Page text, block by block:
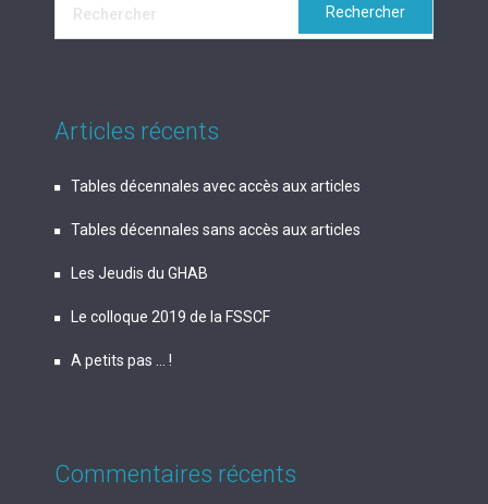
Articles récents
Tables décennales avec accès aux articles
Tables décennales sans accès aux articles
Les Jeudis du GHAB
Le colloque 2019 de la FSSCF
A petits pas … !
Commentaires récents